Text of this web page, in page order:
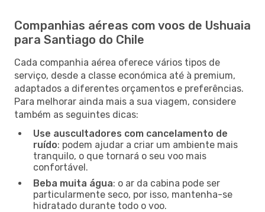
Companhias aéreas com voos de Ushuaia
para Santiago do Chile
Cada companhia aérea oferece vários tipos de
serviço, desde a classe económica até à premium,
adaptados a diferentes orçamentos e preferências.
Para melhorar ainda mais a sua viagem, considere
também as seguintes dicas:
Use auscultadores com cancelamento de
ruído: podem ajudar a criar um ambiente mais
tranquilo, o que tornará o seu voo mais
confortável.
Beba muita água: o ar da cabina pode ser
particularmente seco, por isso, mantenha-se
hidratado durante todo o voo.